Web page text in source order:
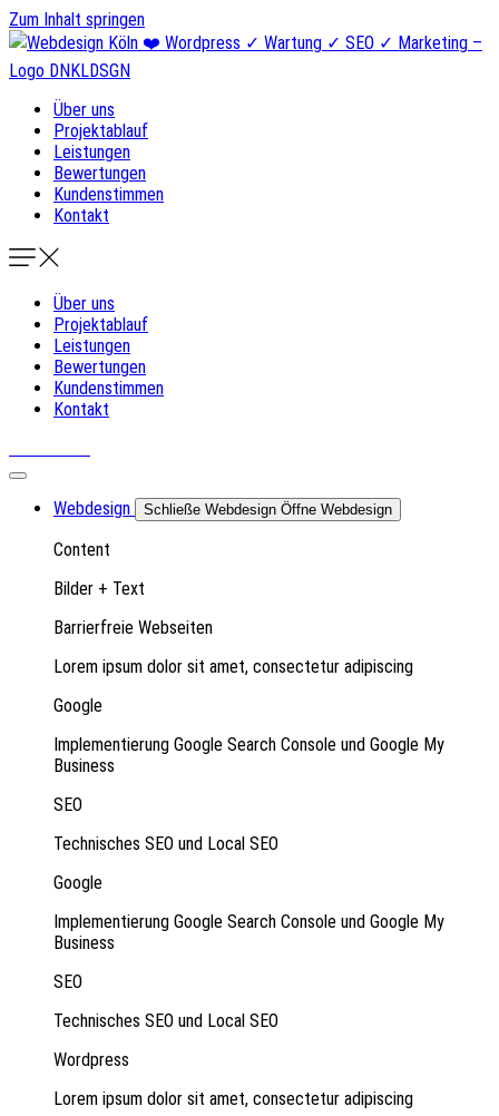
Zum Inhalt springen
Über uns
Projektablauf
Leistungen
Bewertungen
Kundenstimmen
Kontakt
Über uns
Projektablauf
Leistungen
Bewertungen
Kundenstimmen
Kontakt
Webdesign Schließe Webdesign Öffne Webdesign
Content
Bilder + Text
Barrierfreie Webseiten
Lorem ipsum dolor sit amet, consectetur adipiscing
Google
Implementierung Google Search Console und Google My
Business
SEO
Technisches SEO und Local SEO
Google
Implementierung Google Search Console und Google My
Business
SEO
Technisches SEO und Local SEO
Wordpress
Lorem ipsum dolor sit amet, consectetur adipiscing